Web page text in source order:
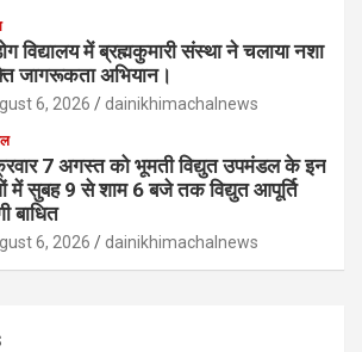
विद्यालय में ब्रह्मकुमारी संस्था ने चलाया नशा
जागरूकता अभियान।
6, 2026 dainikhimachalnews
7 अगस्त को भूमती विद्युत उपमंडल के इन
में सुबह 9 से शाम 6 बजे तक विद्युत आपूर्ति
बाधित
6, 2026 dainikhimachalnews